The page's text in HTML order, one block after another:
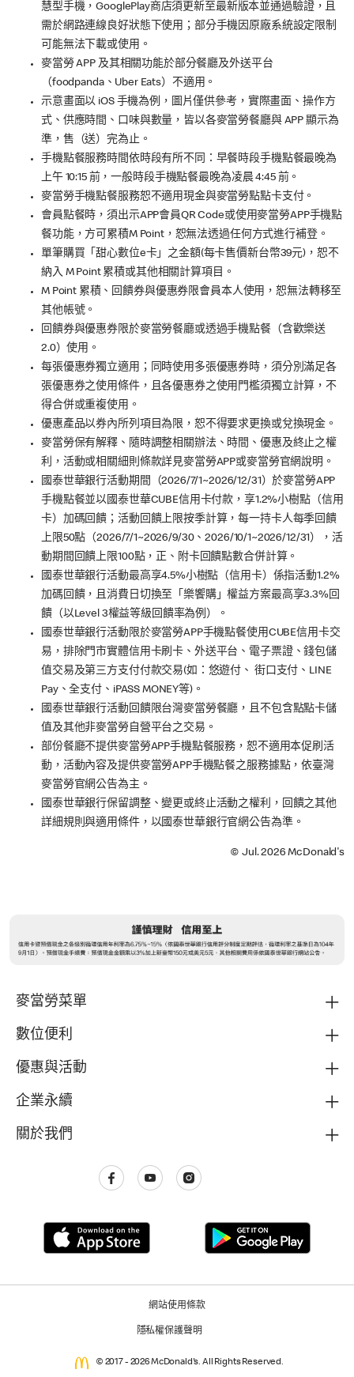
慧型手機，GooglePlay商店須更新至最新版本並通過驗證，且
需於網路連線良好狀態下使用；部分手機因原廠系統設定限制
可能無法下載或使用。
麥當勞 APP 及其相關功能於部分餐廳及外送平台
（foodpanda、Uber Eats）不適用。
示意畫面以 iOS 手機為例，圖片僅供參考，實際畫面、操作方
式、供應時間、口味與數量，皆以各麥當勞餐廳與 APP 顯示為
準，售（送）完為止。
手機點餐服務時間依時段有所不同：早餐時段手機點餐最晚為
上午 10:15 前，一般時段手機點餐最晚為凌晨 4:45 前。
麥當勞手機點餐服務恕不適用現金與麥當勞點點卡支付。
會員點餐時，須出示APP會員QR Code或使用麥當勞APP手機點
餐功能，方可累積M Point，恕無法透過任何方式進行補登。
單筆購買「甜心數位e卡」之金額(每卡售價新台幣39元)，恕不
納入 M Point 累積或其他相關計算項目。
M Point 累積、回饋券與優惠券限會員本人使用，恕無法轉移至
其他帳號。
回饋券與優惠券限於麥當勞餐廳或透過手機點餐（含歡樂送
2.0）使用。
每張優惠券獨立適用；同時使用多張優惠券時，須分別滿足各
張優惠券之使用條件，且各優惠券之使用門檻須獨立計算，不
得合併或重複使用。
優惠產品以券內所列項目為限，恕不得要求更換或兌換現金。
麥當勞保有解釋、隨時調整相關辦法、時間、優惠及終止之權
利，活動或相關細則條款詳見麥當勞APP或麥當勞官網說明。
國泰世華銀行活動期間（2026/7/1~2026/12/31）於麥當勞APP
手機點餐並以國泰世華CUBE信用卡付款，享1.2%小樹點（信用
卡）加碼回饋；活動回饋上限按季計算，每一持卡人每季回饋
上限50點（2026/7/1~2026/9/30、2026/10/1~2026/12/31），活
動期間回饋上限100點，正、附卡回饋點數合併計算。
國泰世華銀行活動最高享4.5%小樹點（信用卡）係指活動1.2%
加碼回饋，且消費日切換至「樂饗購」權益方案最高享3.3%回
饋（以Level 3權益等級回饋率為例）。
國泰世華銀行活動限於麥當勞APP手機點餐使用CUBE信用卡交
易，排除門市實體信用卡刷卡、外送平台、電子票證、錢包儲
值交易及第三方支付付款交易(如：悠遊付、 街口支付、LINE
Pay、全支付、iPASS MONEY等)。
國泰世華銀行活動回饋限台灣麥當勞餐廳，且不包含點點卡儲
值及其他非麥當勞自營平台之交易。
部份餐廳不提供麥當勞APP手機點餐服務，恕不適用本促刷活
動，活動內容及提供麥當勞APP手機點餐之服務據點，依臺灣
麥當勞官網公告為主。
國泰世華銀行保留調整、變更或終止活動之權利，回饋之其他
詳細規則與適用條件，以國泰世華銀行官網公告為準。
© Jul. 2026 McDonald's
麥當勞菜單
數位便利
優惠與活動
企業永續
關於我們
網站使用條款
隱私權保護聲明
© 2017 - 2026 McDonald's. All Rights Reserved.